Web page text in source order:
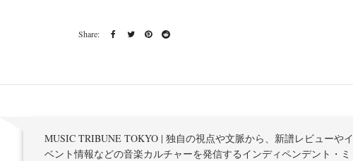
MUSIC TRIBUNE TOKYO | 独自の視点や文脈から、新譜レビューやイ
ベント情報などの音楽カルチャーを発信するインディペンデント・ミ